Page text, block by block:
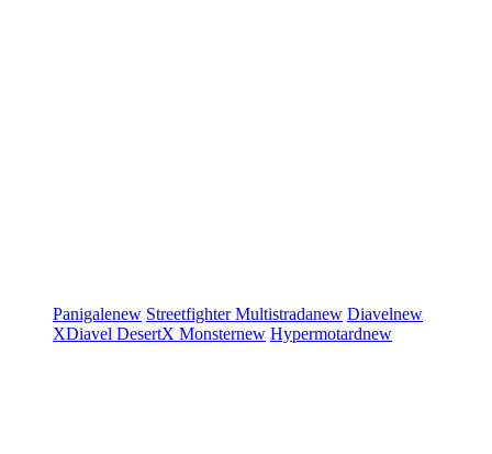
Panigalenew StreetfighterMultistradanew Diavelnew
XDiavel DesertX Monsternew Hypermotardnew